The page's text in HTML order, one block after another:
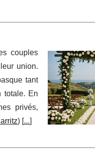
couples
union.
tant
totale. En
privés,
) [...]